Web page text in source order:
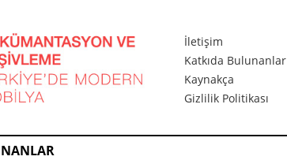
İletişim
Katkıda Bulunanlar
Kaynakça
Gizlilik Politikası